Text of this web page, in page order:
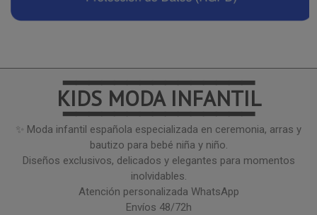
━━━━━━━━━━━━━━━
KIDS MODA INFANTIL
━━━━━━━━━━━━━━━
✨ Moda infantil española especializada en ceremonia, arras y
bautizo para bebé niña y niño.
Diseños exclusivos, delicados y elegantes para momentos
inolvidables.
Atención personalizada WhatsApp
Envíos 48/72h